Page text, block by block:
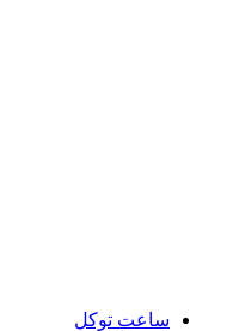
ساعت توکل